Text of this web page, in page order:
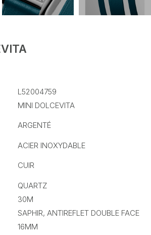
L52004759
MINI DOLCEVITA
ARGENTÉ
ACIER INOXYDABLE
CUIR
QUARTZ
30M
SAPHIR, ANTIREFLET DOUBLE FACE
16MM